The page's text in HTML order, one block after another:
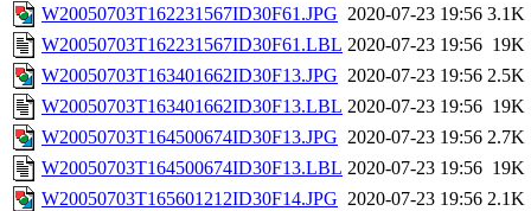
W20050703T162231567ID30F61.JPG 2020-07-23 19:56 3.1K
W20050703T162231567ID30F61.LBL 2020-07-23 19:56 19K
W20050703T163401662ID30F13.JPG 2020-07-23 19:56 2.5K
W20050703T163401662ID30F13.LBL 2020-07-23 19:56 19K
W20050703T164500674ID30F13.JPG 2020-07-23 19:56 2.7K
W20050703T164500674ID30F13.LBL 2020-07-23 19:56 19K
W20050703T165601212ID30F14.JPG 2020-07-23 19:56 2.1K